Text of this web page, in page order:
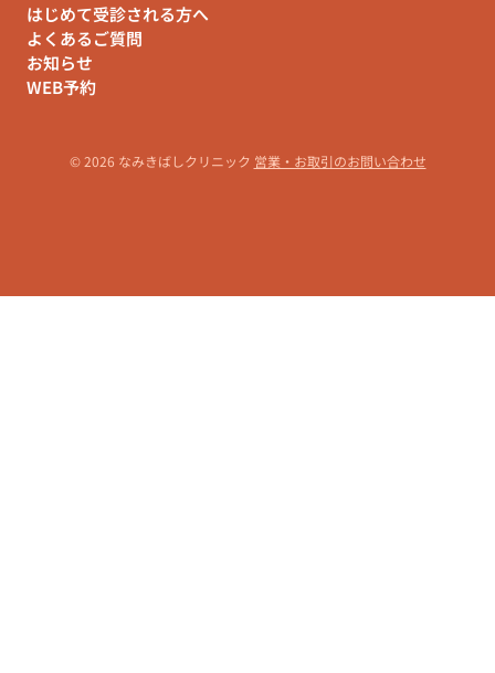
はじめて受診される方へ
よくあるご質問
お知らせ
WEB予約
© 2026 なみきばしクリニック 営業・お取引のお問い合わせ